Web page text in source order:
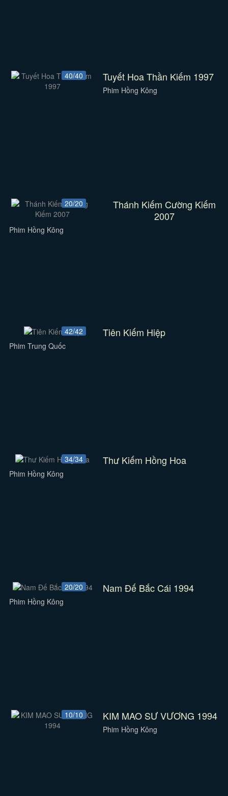
40/40 Tuyết Hoa Thần Kiếm 1997
Phim Hồng Kông
20/20
Thánh Kiếm Cường Kiếm
2007
Phim Hồng Kông
42/42 Tiên Kiếm Hiệp
Phim Trung Quốc
34/34 Thư Kiếm Hồng Hoa
Phim Hồng Kông
20/20 Nam Đế Bắc Cái 1994
Phim Hồng Kông
10/10 KIM MAO SƯ VƯƠNG 1994
Phim Hồng Kông